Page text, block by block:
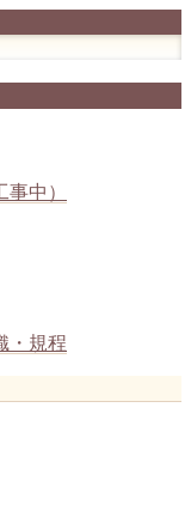
中）
・規程